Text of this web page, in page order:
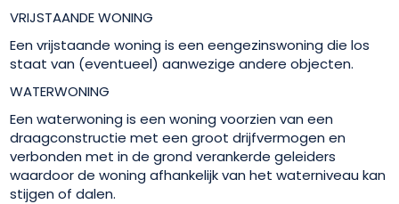
VRIJSTAANDE WONING
Een vrijstaande woning is een eengezinswoning die los
staat van (eventueel) aanwezige andere objecten.
WATERWONING
Een waterwoning is een woning voorzien van een
draagconstructie met een groot drijfvermogen en
verbonden met in de grond verankerde geleiders
waardoor de woning afhankelijk van het waterniveau kan
stijgen of dalen.